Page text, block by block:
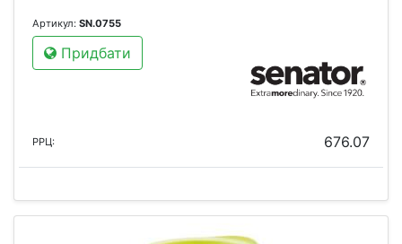
Артикул: SN.0755
Придбати
РРЦ: 676.07